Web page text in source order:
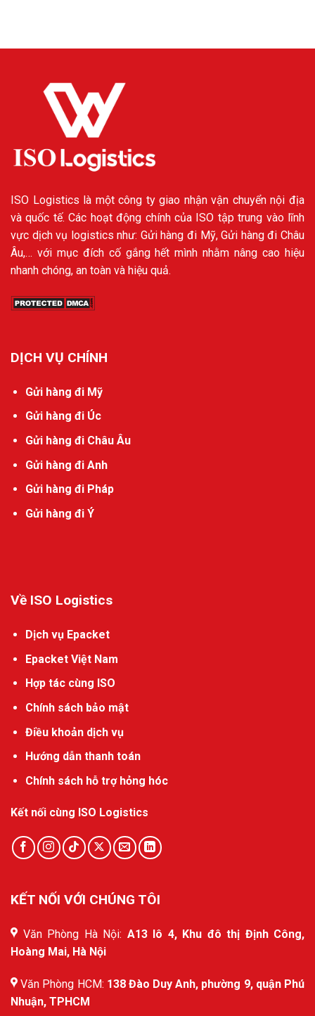
ISO Logistics là một công ty giao nhận vận chuyển nội địa
và quốc tế. Các hoạt động chính của ISO tập trung vào lĩnh
vực dịch vụ logistics như: Gửi hàng đi Mỹ, Gửi hàng đi Châu
Âu,… với mục đích cố gắng hết mình nhằm nâng cao hiệu
nhanh chóng, an toàn và hiệu quả.
DỊCH VỤ CHÍNH
Gửi hàng đi Mỹ
Gửi hàng đi Úc
Gửi hàng đi Châu Âu
Gửi hàng đi Anh
Gửi hàng đi Pháp
Gửi hàng đi Ý
Về ISO Logistics
Dịch vụ Epacket
Epacket Việt Nam
Hợp tác cùng ISO
Chính sách bảo mật
Điều khoản dịch vụ
Hướng dẫn thanh toán
Chính sách hỗ trợ hỏng hóc
Kết nối cùng ISO Logistics
KẾT NỐI VỚI CHÚNG TÔI
Văn Phòng Hà Nội: A13 lô 4, Khu đô thị Định Công,
Hoàng Mai, Hà Nội
Văn Phòng HCM: 138 Đào Duy Anh, phường 9, quận Phú
Nhuận, TPHCM